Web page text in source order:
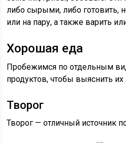
либо сырыми, либо готовить,
или на пару, а также варить
Хорошая еда
Пробежимся по отдельным
продуктов, чтобы выяснить их
Творог
Творог — отличный источник